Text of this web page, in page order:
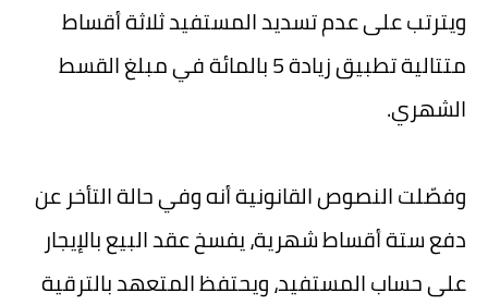
ويترتب على عدم تسديد المستفيد ثلاثة أقساط
متتالية تطبيق زيادة 5 بالمائة في مبلغ القسط
الشهري.
وفصّلت النصوص القانونية أنه وفي حالة التأخر عن
دفع ستة أقساط شهرية، يفسخ عقد البيع بالإيجار
على حساب المستفيد، ويحتفظ المتعهد بالترقية